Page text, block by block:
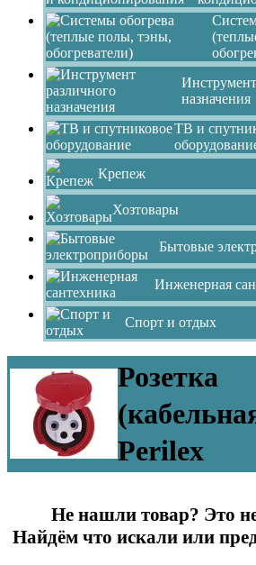
назначения
ТВ и
Крепеж
Хозтовары
Бытовые
Инженерная
Спорт и отдых
Розетка
Perilex
Не нашли товар? Это
Найдём что искали или